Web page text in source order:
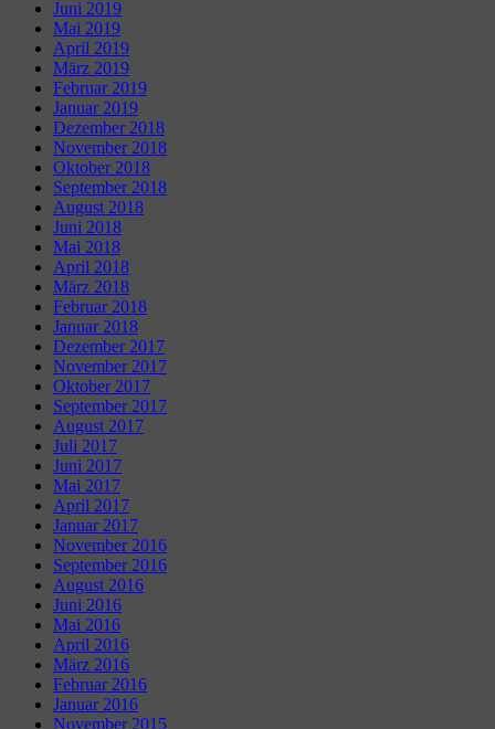
Juni 2019
Mai 2019
April 2019
März 2019
Februar 2019
Januar 2019
Dezember 2018
November 2018
Oktober 2018
September 2018
August 2018
Juni 2018
Mai 2018
April 2018
März 2018
Februar 2018
Januar 2018
Dezember 2017
November 2017
Oktober 2017
September 2017
August 2017
Juli 2017
Juni 2017
Mai 2017
April 2017
Januar 2017
November 2016
September 2016
August 2016
Juni 2016
Mai 2016
April 2016
März 2016
Februar 2016
Januar 2016
November 2015